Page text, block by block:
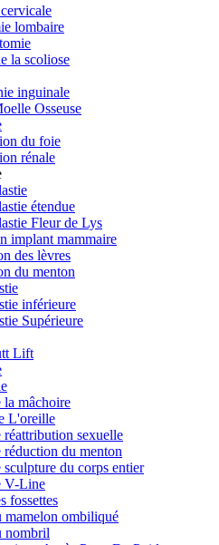
lombaire
la scoliose
inguinale
Osseuse
du foie
rénale
étendue
Fleur de Lys
implant mammaire
des lèvres
du menton
inférieure
Supérieure
Lift
mâchoire
L'oreille
sexuelle
du menton
du corps entier
V-Line
fossettes
mamelon ombiliqué
nombril